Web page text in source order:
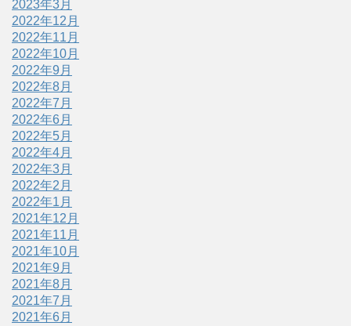
2023年3月
2022年12月
2022年11月
2022年10月
2022年9月
2022年8月
2022年7月
2022年6月
2022年5月
2022年4月
2022年3月
2022年2月
2022年1月
2021年12月
2021年11月
2021年10月
2021年9月
2021年8月
2021年7月
2021年6月